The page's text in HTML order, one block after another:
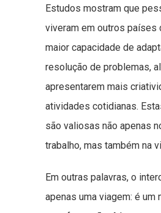
Estudos mostram que
viveram em outros países
maior capacidade de
resolução de problemas,
apresentarem mais
atividades cotidianas.
são valiosas não apenas
trabalho, mas também na
Em outras palavras, o
apenas uma viagem: é um